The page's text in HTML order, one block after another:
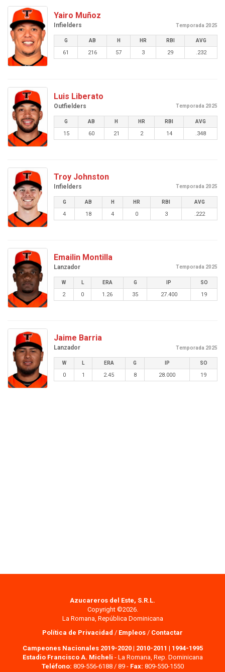
Yairo Muñoz
Infielders Temporada 2025
G AB H HR RBI AVG
61 216 57 3 29 .232
Luis Liberato
Outfielders Temporada 2025
G AB H HR RBI AVG
15 60 21 2 14 .348
Troy Johnston
Infielders Temporada 2025
G AB H HR RBI AVG
4 18 4 0 3 .222
Emailin Montilla
Lanzador Temporada 2025
W L ERA G IP SO
2 0 1.26 35 27.400 19
Jaime Barria
Lanzador Temporada 2025
W L ERA G IP SO
0 1 2.45 8 28.000 19
Azucareros del Este, S.R.L.
Copyright ©2026.
La Romana, República Dominicana
Política de Privacidad / Empleos / Contactar
Campeones Nacionales 2019-2020| 2010-2011 | 1994-1995
Estadio Francisco A. Micheli - La Romana, Rep. Dominicana
Teléfono: 809-556-6188 / 89 - Fax: 809-550-1550